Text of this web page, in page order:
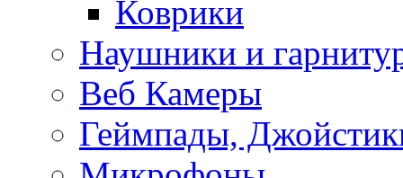
Коврики
Наушники и
Веб Камеры
Геймпады,